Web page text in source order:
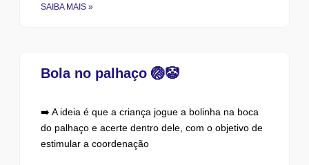
SAIBA MAIS »
Bola no palhaço 🏐🤡
➡️ A ideia é que a criança jogue a bolinha na boca
do palhaço e acerte dentro dele, com o objetivo de
estimular a coordenação